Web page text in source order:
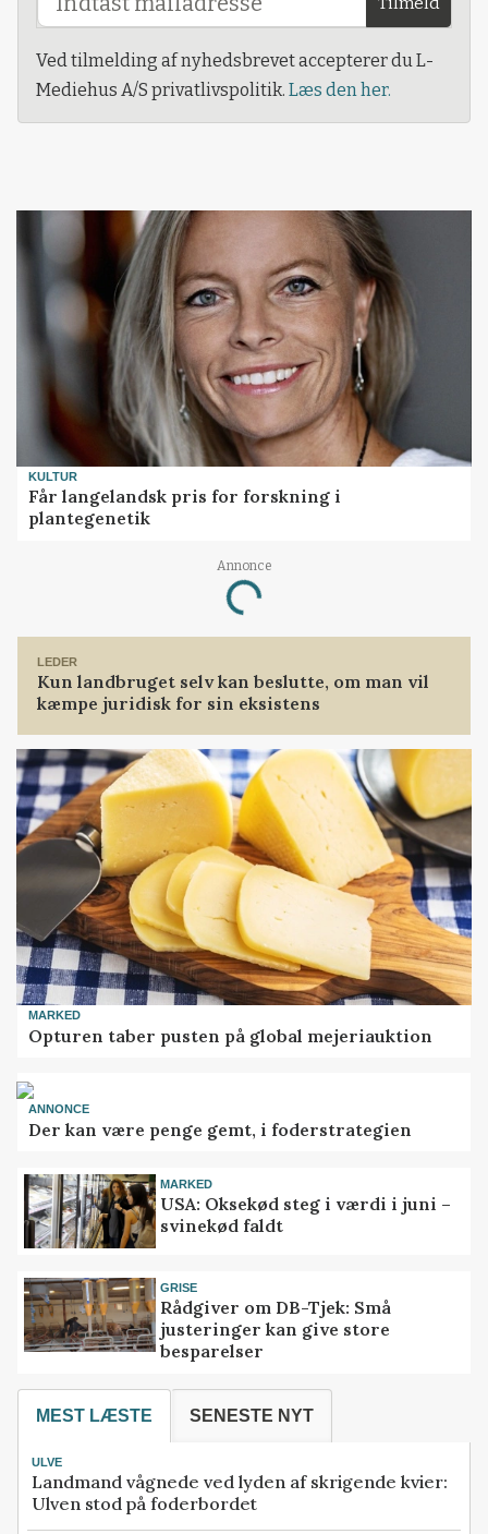
Ved tilmelding af nyhedsbrevet accepterer du L-
Mediehus A/S privatlivspolitik. Læs den her.
KULTUR
Får langelandsk pris for forskning i
plantegenetik
Annonce
Loading...
LEDER
Kun landbruget selv kan beslutte, om man vil
kæmpe juridisk for sin eksistens
MARKED
Opturen taber pusten på global mejeriauktion
ANNONCE
Der kan være penge gemt, i foderstrategien
MARKED
USA: Oksekød steg i værdi i juni –
svinekød faldt
GRISE
Rådgiver om DB-Tjek: Små
justeringer kan give store
besparelser
MEST LÆSTE SENESTE NYT
ULVE
Landmand vågnede ved lyden af skrigende kvier:
Ulven stod på foderbordet